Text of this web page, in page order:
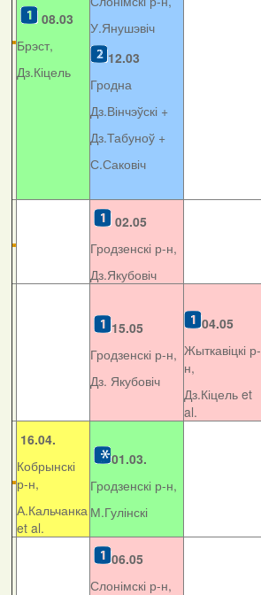
08.03
Брэст,
Дз.Кіцель
У.Янушэвіч
12.03
Гродна
Дз.Вінчэўскі +
Дз.Табуноў +
С.Саковіч
02.05
Гродзенскі р-н,
Дз.Якубовіч
15.05
Гродзенскі р-н,
Дз. Якубовіч
04.05
Жыткавіцкі р-
н,
Дз.Кіцель et
al.
16.04.
Кобрынскі
р-н,
А.Кальчанка
et al.
01.03.
Гродзенскі р-н,
М.Гулінскі
06.05
Слонімскі р-н,